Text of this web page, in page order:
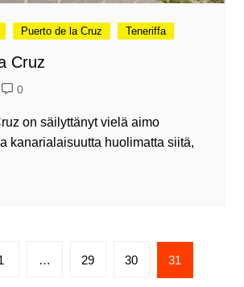
Puerto de la Cruz Teneriffa
Cruz
0
on säilyttänyt vielä aimo
kanarialaisuutta huolimatta siitä,
… 29 30 31